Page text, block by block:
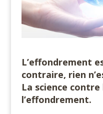
L’effondrement
contraire, rien
La science
l’effondrement.